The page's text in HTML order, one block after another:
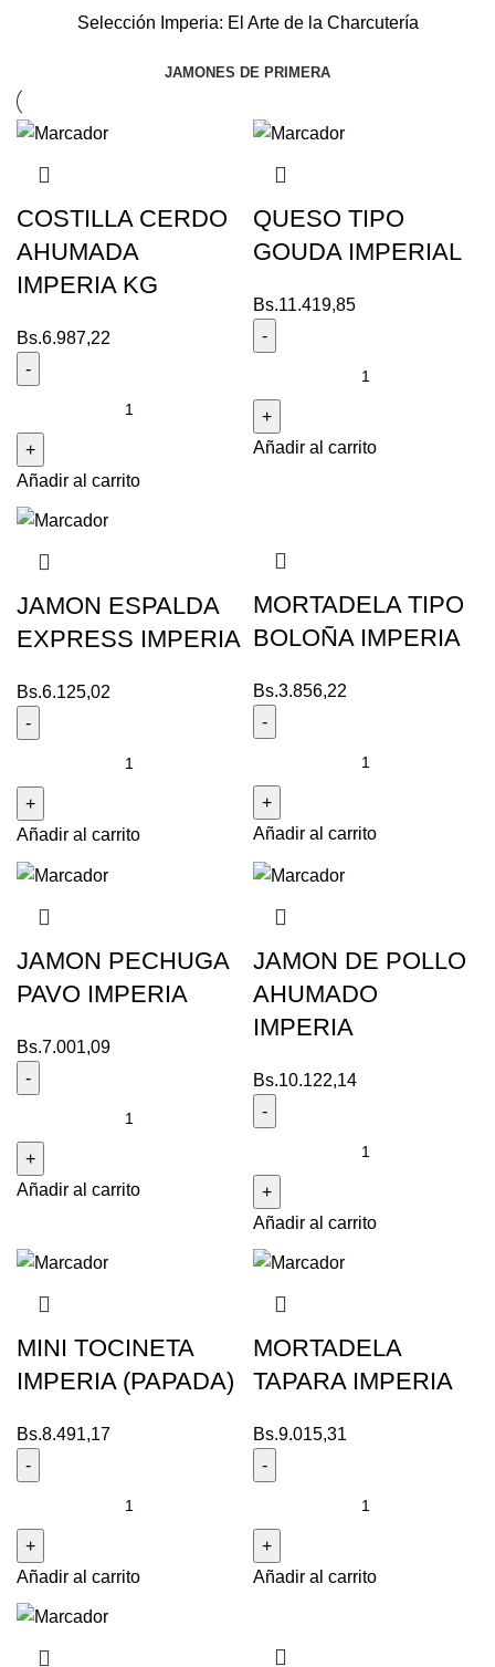
Selección Imperia: El Arte de la Charcutería
JAMONES DE PRIMERA
COSTILLA CERDO
AHUMADA
IMPERIA KG
Bs.6.987,22
Añadir al carrito
QUESO TIPO
GOUDA IMPERIAL
Bs.11.419,85
Añadir al carrito
JAMON ESPALDA
EXPRESS IMPERIA
Bs.6.125,02
Añadir al carrito
MORTADELA TIPO
BOLOÑA IMPERIA
Bs.3.856,22
Añadir al carrito
JAMON PECHUGA
PAVO IMPERIA
Bs.7.001,09
Añadir al carrito
JAMON DE POLLO
AHUMADO
IMPERIA
Bs.10.122,14
Añadir al carrito
MINI TOCINETA
IMPERIA (PAPADA)
Bs.8.491,17
Añadir al carrito
MORTADELA
TAPARA IMPERIA
Bs.9.015,31
Añadir al carrito